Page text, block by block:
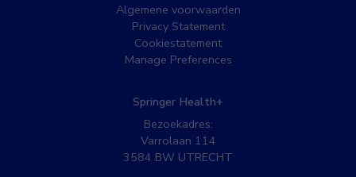
Algemene voorwaarden
Privacy Statement
Cookiestatement
Manage Preferences
Springer Health+
Bezoekadres:
Varrolaan 114
3584 BW UTRECHT